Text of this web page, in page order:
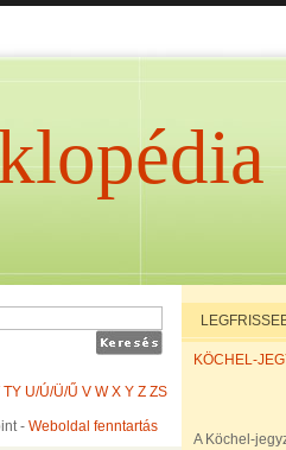
TY U/Ú/Ü/Ű V W X Y Z ZS
- Weboldal fenntartás
KÖCHEL-
A Köchel-